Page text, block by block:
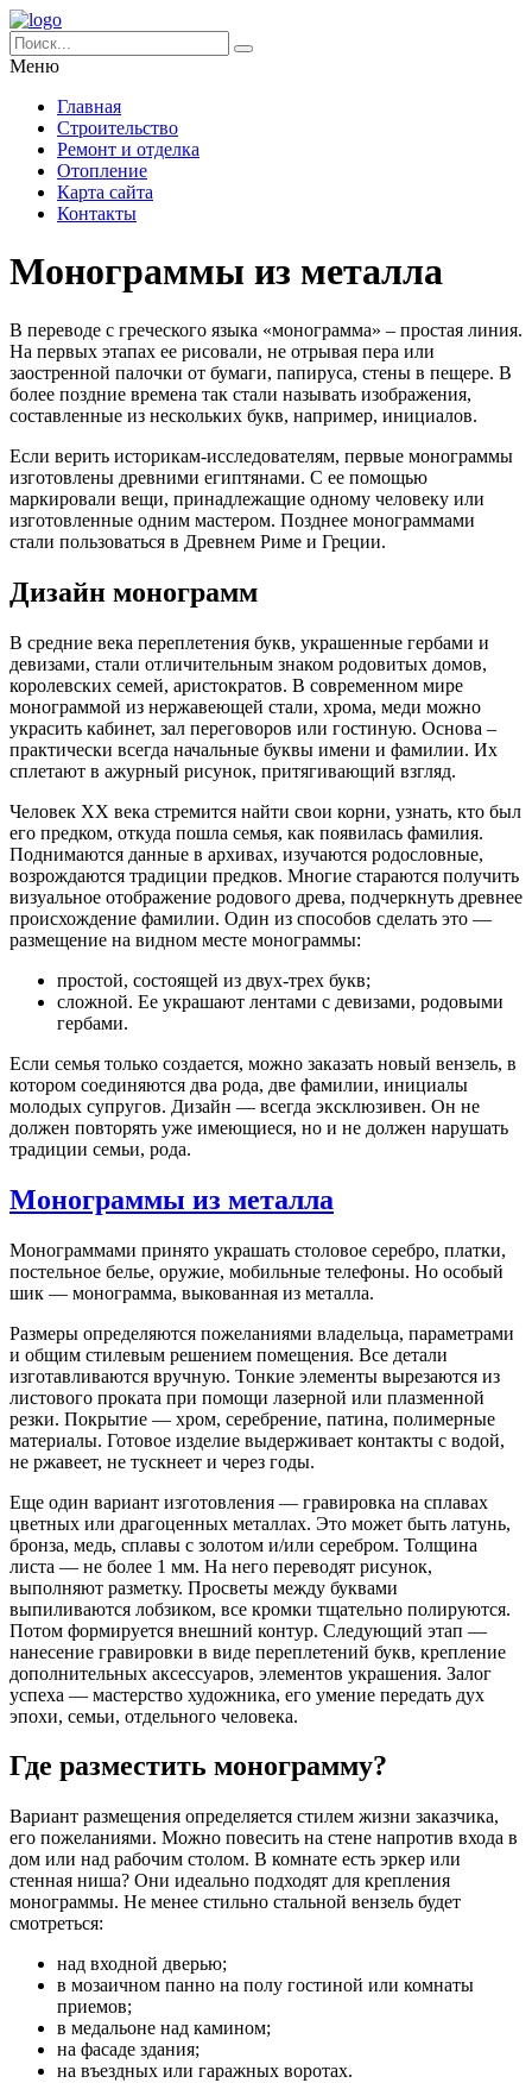
Меню
Главная
Строительство
Ремонт и отделка
Отопление
Карта сайта
Контакты
Монограммы из металла
В переводе с греческого языка «монограмма» – простая линия.
На первых этапах ее рисовали, не отрывая пера или
заостренной палочки от бумаги, папируса, стены в пещере. В
более поздние времена так стали называть изображения,
составленные из нескольких букв, например, инициалов.
Если верить историкам-исследователям, первые монограммы
изготовлены древними египтянами. С ее помощью
маркировали вещи, принадлежащие одному человеку или
изготовленные одним мастером. Позднее монограммами
стали пользоваться в Древнем Риме и Греции.
Дизайн монограмм
В средние века переплетения букв, украшенные гербами и
девизами, стали отличительным знаком родовитых домов,
королевских семей, аристократов. В современном мире
монограммой из нержавеющей стали, хрома, меди можно
украсить кабинет, зал переговоров или гостиную. Основа –
практически всегда начальные буквы имени и фамилии. Их
сплетают в ажурный рисунок, притягивающий взгляд.
Человек XX века стремится найти свои корни, узнать, кто был
его предком, откуда пошла семья, как появилась фамилия.
Поднимаются данные в архивах, изучаются родословные,
возрождаются традиции предков. Многие стараются получить
визуальное отображение родового древа, подчеркнуть древнее
происхождение фамилии. Один из способов сделать это —
размещение на видном месте монограммы:
простой, состоящей из двух-трех букв;
сложной. Ее украшают лентами с девизами, родовыми
гербами.
Если семья только создается, можно заказать новый вензель, в
котором соединяются два рода, две фамилии, инициалы
молодых супругов. Дизайн — всегда эксклюзивен. Он не
должен повторять уже имеющиеся, но и не должен нарушать
традиции семьи, рода.
Монограммы из металла
Монограммами принято украшать столовое серебро, платки,
постельное белье, оружие, мобильные телефоны. Но особый
шик — монограмма, выкованная из металла.
Размеры определяются пожеланиями владельца, параметрами
и общим стилевым решением помещения. Все детали
изготавливаются вручную. Тонкие элементы вырезаются из
листового проката при помощи лазерной или плазменной
резки. Покрытие — хром, серебрение, патина, полимерные
материалы. Готовое изделие выдерживает контакты с водой,
не ржавеет, не тускнеет и через годы.
Еще один вариант изготовления — гравировка на сплавах
цветных или драгоценных металлах. Это может быть латунь,
бронза, медь, сплавы с золотом и/или серебром. Толщина
листа — не более 1 мм. На него переводят рисунок,
выполняют разметку. Просветы между буквами
выпиливаются лобзиком, все кромки тщательно полируются.
Потом формируется внешний контур. Следующий этап —
нанесение гравировки в виде переплетений букв, крепление
дополнительных аксессуаров, элементов украшения. Залог
успеха — мастерство художника, его умение передать дух
эпохи, семьи, отдельного человека.
Где разместить монограмму?
Вариант размещения определяется стилем жизни заказчика,
его пожеланиями. Можно повесить на стене напротив входа в
дом или над рабочим столом. В комнате есть эркер или
стенная ниша? Они идеально подходят для крепления
монограммы. Не менее стильно стальной вензель будет
смотреться:
над входной дверью;
в мозаичном панно на полу гостиной или комнаты
приемов;
в медальоне над камином;
на фасаде здания;
на въездных или гаражных воротах.